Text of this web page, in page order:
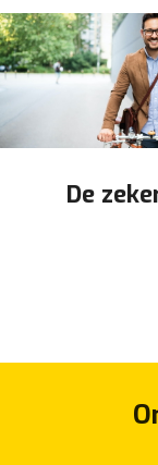
De